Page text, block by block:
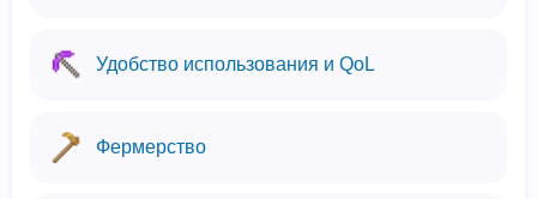
Удобство использования и QoL
Фермерство